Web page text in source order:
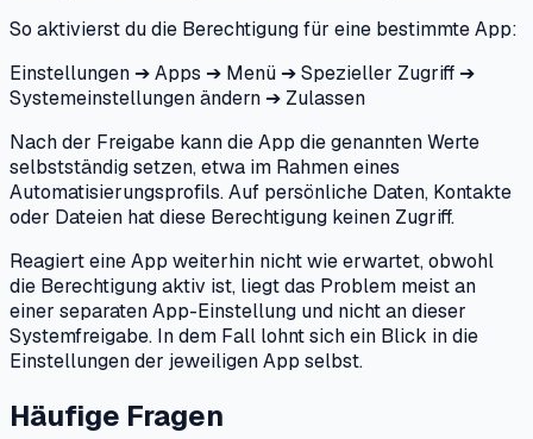
So aktivierst du die Berechtigung für eine bestimmte App:
Einstellungen ➔ Apps ➔ Menü ➔ Spezieller Zugriff ➔
Systemeinstellungen ändern ➔ Zulassen
Nach der Freigabe kann die App die genannten Werte
selbstständig setzen, etwa im Rahmen eines
Automatisierungsprofils. Auf persönliche Daten, Kontakte
oder Dateien hat diese Berechtigung keinen Zugriff.
Reagiert eine App weiterhin nicht wie erwartet, obwohl
die Berechtigung aktiv ist, liegt das Problem meist an
einer separaten App-Einstellung und nicht an dieser
Systemfreigabe. In dem Fall lohnt sich ein Blick in die
Einstellungen der jeweiligen App selbst.
Häufige Fragen